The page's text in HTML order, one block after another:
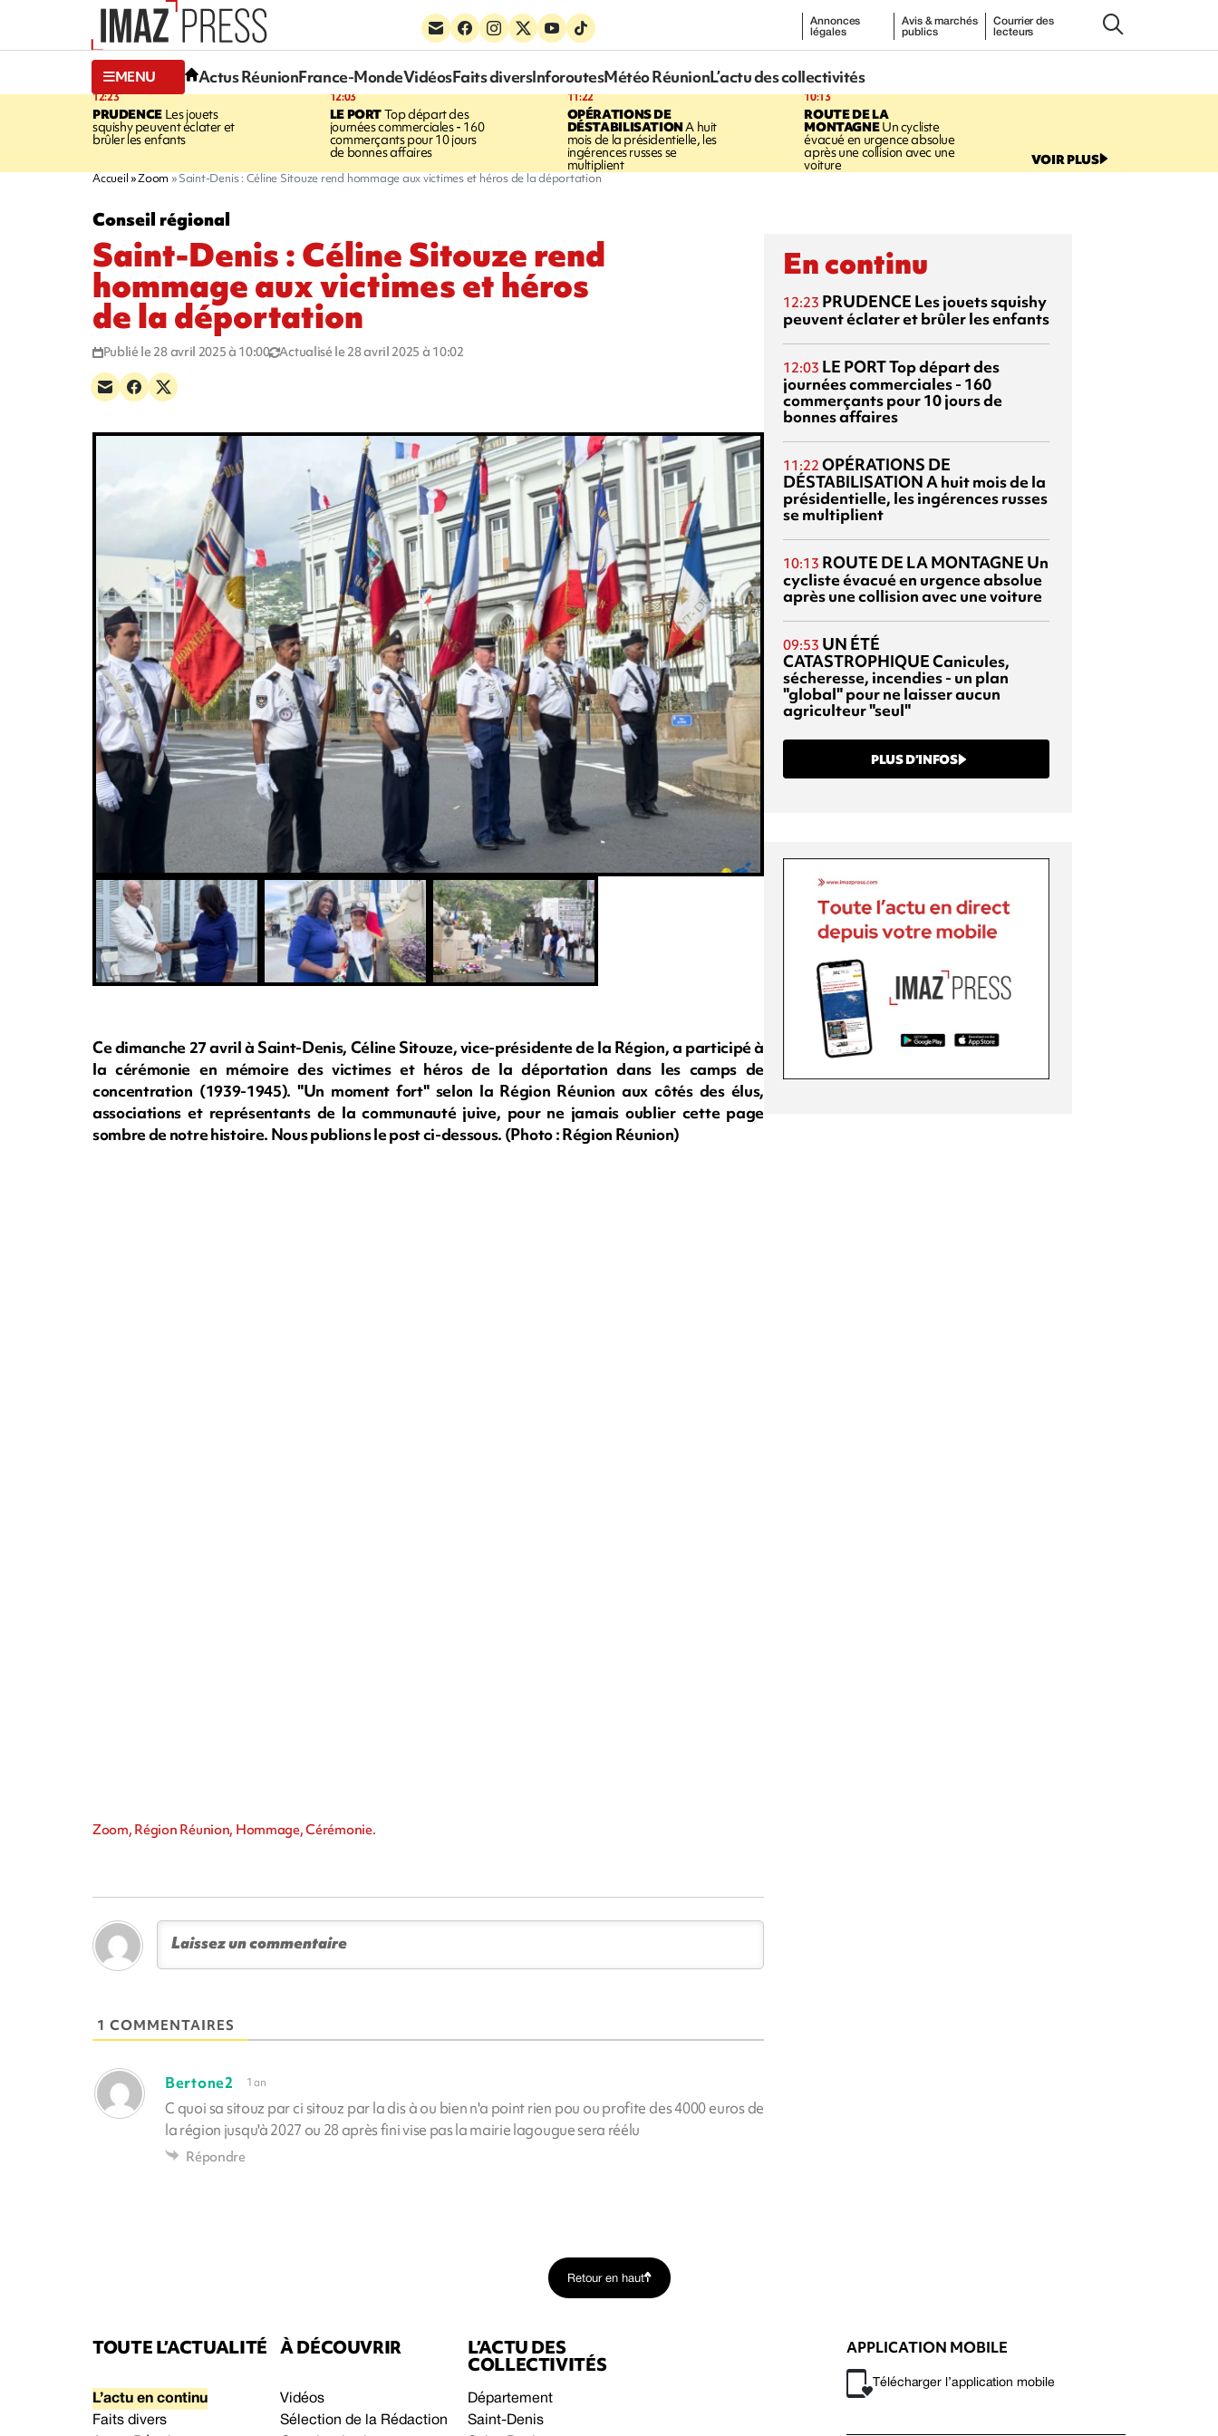
Annonces
légales
Avis & marchés
publics
Courrier des
lecteurs
MENU Actus RéunionFrance-MondeVidéosFaits diversInforoutesMétéo RéunionL’actu des collectivités
12:23
PRUDENCELes jouets
squishy peuvent éclater et
brûler les enfants
12:03
LE PORTTop départ des
journées commerciales - 160
commerçants pour 10 jours
de bonnes affaires
11:22
OPÉRATIONS DE
DÉSTABILISATIONA huit
mois de la présidentielle, les
ingérences russes se
multiplient
10:13
ROUTE DE LA
MONTAGNEUn cycliste
évacué en urgence absolue
après une collision avec une
voiture VOIR PLUS
Accueil Zoom Saint-Denis : Céline Sitouze rend hommage aux victimes et héros de la déportation
Conseil régional
Saint-Denis : Céline Sitouze rend
hommage aux victimes et héros
de la déportation
Publié le 28 avril 2025 à 10:00 Actualisé le 28 avril 2025 à 10:02
Ce dimanche 27 avril à Saint-Denis, Céline Sitouze, vice-présidente de la Région, a participé à
la cérémonie en mémoire des victimes et héros de la déportation dans les camps de
concentration (1939-1945). "Un moment fort" selon la Région Réunion aux côtés des élus,
associations et représentants de la communauté juive, pour ne jamais oublier cette page
sombre de notre histoire. Nous publions le post ci-dessous. (Photo : Région Réunion)
Zoom, Région Réunion, Hommage, Cérémonie.
1 COMMENTAIRES
Bertone2 1 an
C quoi sa sitouz par ci sitouz par la dis à ou bien n'a point rien pou ou profite des 4000 euros de
la région jusqu'à 2027 ou 28 après fini vise pas la mairie lagougue sera réélu
Répondre
En continu
12:23 PRUDENCE Les jouets squishy
peuvent éclater et brûler les enfants
12:03 LE PORTTop départ des
journées commerciales - 160
commerçants pour 10 jours de
bonnes affaires
11:22 OPÉRATIONS DE
DÉSTABILISATIONA huit mois de la
présidentielle, les ingérences russes
se multiplient
10:13 ROUTE DE LA MONTAGNE Un
cycliste évacué en urgence absolue
après une collision avec une voiture
09:53 UN ÉTÉ
CATASTROPHIQUECanicules,
sécheresse, incendies - un plan
"global" pour ne laisser aucun
agriculteur "seul"
PLUS D’INFOS
Retour en haut
TOUTE L’ACTUALITÉ
L’actu en continu
Faits divers
À DÉCOUVRIR
Vidéos
Sélection de la Rédaction
L’ACTU DES
COLLECTIVITÉS
Département
Saint-Denis
APPLICATION MOBILE
Télécharger l’application mobile